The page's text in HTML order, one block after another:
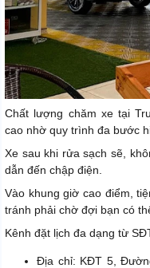
Chất lượng chăm xe tại
cao nhờ quy trình đa bước
Xe sau khi rửa sạch sẽ,
dẫn đến chập điện.
Vào khung giờ cao điểm,
tránh phải chờ đợi bạn có
Kênh đặt lịch đa dạng từ
Địa chỉ: KĐT 5,